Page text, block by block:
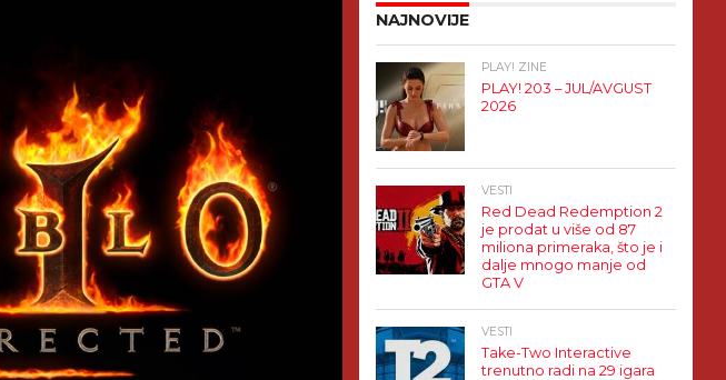
NAJNOVIJE
PLAY! ZINE
PLAY! 203 – JUL/AVGUST
2026
VESTI
Red Dead Redemption 2
je prodat u više od 87
miliona primeraka, što je i
dalje mnogo manje od
GTA V
VESTI
Take-Two Interactive
trenutno radi na 29 igara